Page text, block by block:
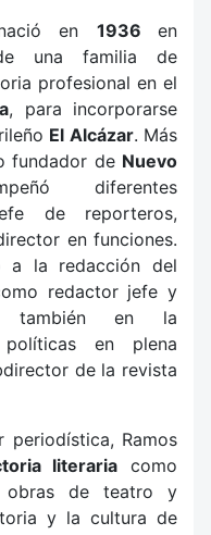
en 1936
en
una familia de
profesional en el
, para incorporarse
El Alcázar. Más
fundador de Nuevo
diferentes
de reporteros,
en funciones.
a la redacción del
redactor jefe y
también en la
en plena
de la revista
periodística, Ramos
literaria como
obras de teatro y
y la cultura de